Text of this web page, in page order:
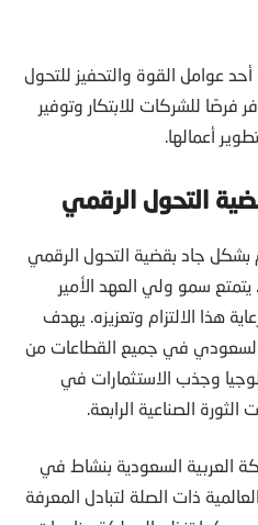
أحد عوامل القوة والتحفيز للتحول
للشركات للابتكار وتوفير
أعمالها.
التحول الرقمي
بشكل جاد بقضية التحول الرقمي
يتمتع سمو ولي العهد الأمير
هذا الالتزام وتعزيزه. يهدف
السعودي في جميع القطاعات من
وجذب الاستثمارات في
الصناعية الرابعة.
العربية السعودية بنشاط في
ذات الصلة لتبادل المعرفة